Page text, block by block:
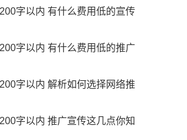
字以内 有什么费用低的宣传
字以内 有什么费用低的推广
字以内 解析如何选择网络推
字以内 推广宣传这几点你知